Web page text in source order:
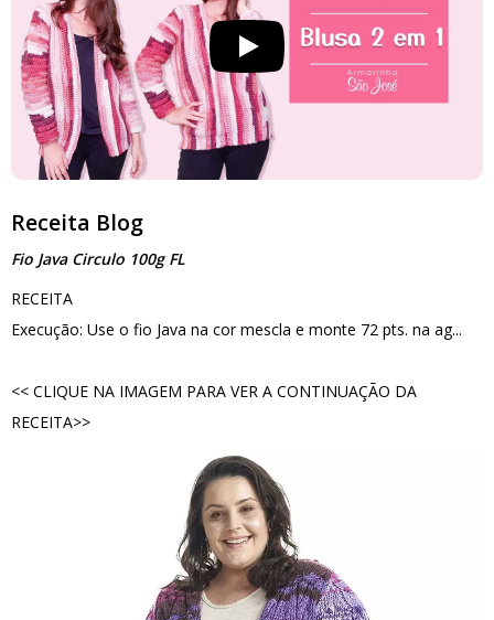
Receita Blog
Fio Java Circulo 100g FL
RECEITA
Execução: Use o fio Java na cor mescla e monte 72 pts. na ag...
<< CLIQUE NA IMAGEM PARA VER A CONTINUAÇÃO DA
RECEITA>>